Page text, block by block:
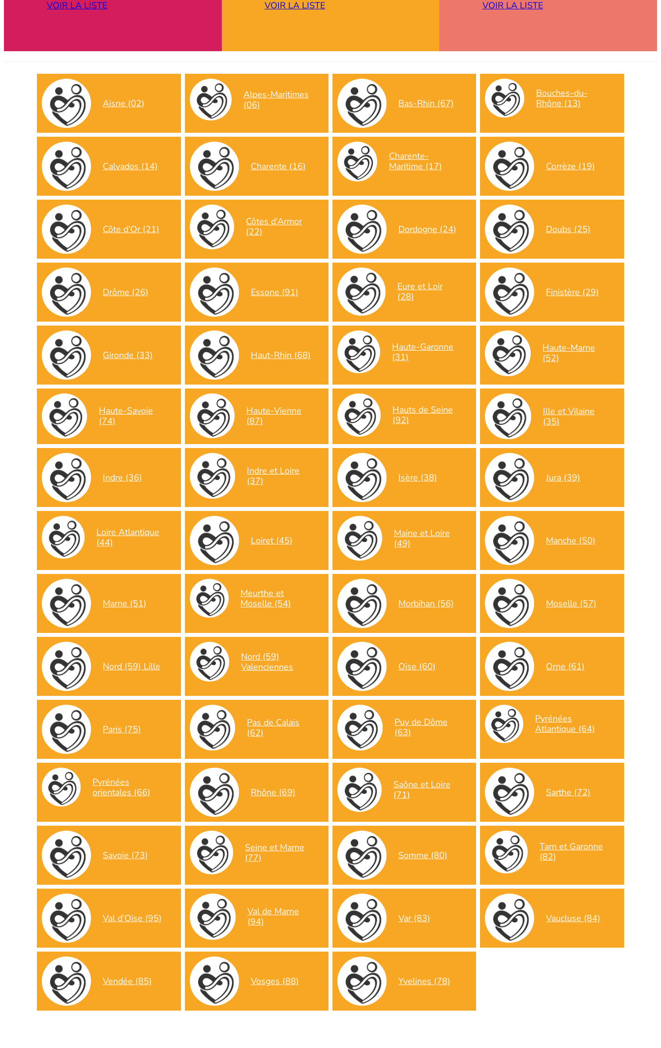
VOIR LA LISTE VOIR LA LISTE VOIR LA LISTE
Aisne (02)
Alpes-Maritimes
(06)
Bas-Rhin (67)
Bouches-du-
Rhône (13)
Calvados (14) Charente (16)
Charente-
Maritime (17)
Corrèze (19)
Côte d’Or (21)
Côtes d’Armor
(22)
Dordogne (24) Doubs (25)
Drôme (26) Essone (91)
Eure et Loir
(28)
Finistère (29)
Gironde (33) Haut-Rhin (68)
Haute-Garonne
(31)
Haute-Marne
(52)
Haute-Savoie
(74)
Haute-Vienne
(87)
Hauts de Seine
(92)
Ille et Vilaine
(35)
Indre (36)
Indre et Loire
(37)
Isère (38) Jura (39)
Loire Atlantique
(44)
Loiret (45)
Maine et Loire
(49)
Manche (50)
Marne (51)
Meurthe et
Moselle (54)
Morbihan (56) Moselle (57)
Nord (59) Lille
Nord (59)
Valenciennes
Oise (60) Orne (61)
Paris (75)
Pas de Calais
(62)
Puy de Dôme
(63)
Pyrénées
Atlantique (64)
Pyrénées
orientales (66)
Rhône (69)
Saône et Loire
(71)
Sarthe (72)
Savoie (73)
Seine et Marne
(77)
Somme (80)
Tarn et Garonne
(82)
Val d’Oise (95)
Val de Marne
(94)
Var (83) Vaucluse (84)
Vendée (85) Vosges (88) Yvelines (78)